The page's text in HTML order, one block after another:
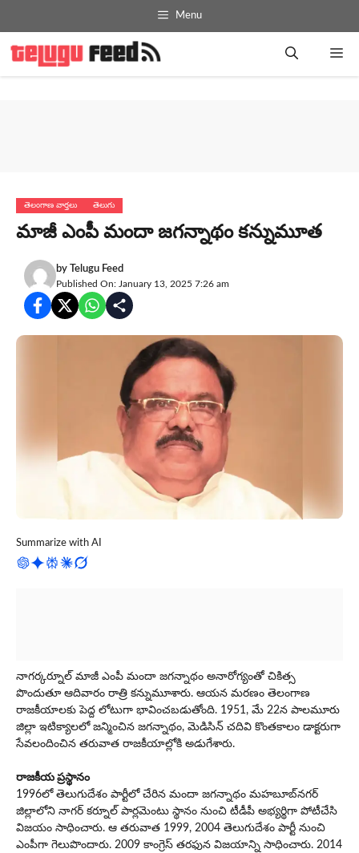
Menu
తెలంగాణ వార్తలు తెలుగు
మాజీ ఎంపీ మందా జగన్నాథం కన్నుమూత
by Telugu Feed
Published On: January 13, 2025 7:26 am
Summarize with AI
నాగర్కర్నూల్ మాజీ ఎంపీ మందా జగన్నాథం అనారోగ్యంతో చికిత్స
పొందుతూ ఆదివారం రాత్రి కన్నుమూశారు. ఆయన మరణం తెలంగాణ
రాజకీయాలకు పెద్ద లోటుగా భావించబడుతోంది. 1951, మే 22న పాలమూరు
జిల్లా ఇటిక్యాలలో జన్మించిన జగన్నాథం, మెడిసిన్ చదివి కొంతకాలం డాక్టరుగా
సేవలందించిన తరువాత రాజకీయాల్లోకి అడుగేశారు.
రాజకీయ ప్రస్థానం
1996లో తెలుగుదేశం పార్టీలో చేరిన మందా జ‌గ‌న్నాథం మహబూబ్‌నగర్
జిల్లాలోని నాగర్ కర్నూల్ పార్లమెంటు స్థానం నుంచి టీడీపీ అభ్యర్థిగా పోటీచేసి
విజయం సాధించారు. ఆ త‌రువాత‌ 1999, 2004 తెలుగుదేశం పార్టీ నుంచి
ఎంపీగా గెలుపొందారు. 2009 కాంగ్రెస్ తరఫున విజయాన్ని సాధించారు. 2014